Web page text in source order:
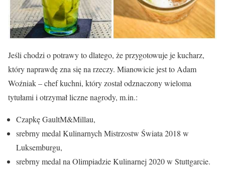
Jeśli chodzi o potrawy to dlatego, że przygotowuje je kucharz,
który naprawdę zna się na rzeczy. Mianowicie jest to Adam
Woźniak – chef kuchni, który został odznaczony wieloma
tytułami i otrzymał liczne nagrody, m.in.:
Czapkę GaultM&Millau,
srebrny medal Kulinarnych Mistrzostw Świata 2018 w
Luksemburgu,
srebrny medal na Olimpiadzie Kulinarnej 2020 w Stuttgarcie.